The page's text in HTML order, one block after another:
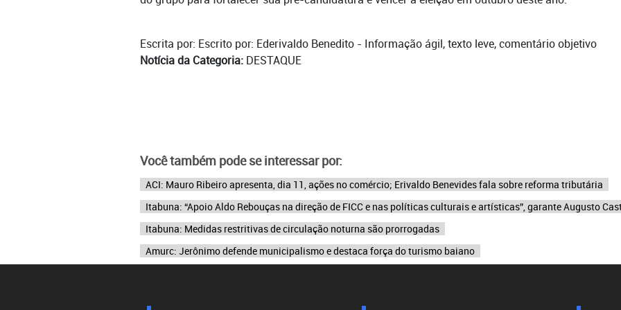
Escrita por: Escrito por: Ederivaldo Benedito - Informação ágil, texto leve, comentário objetivo
Notícia da Categoria: DESTAQUE
Você também pode se interessar por:
ACI: Mauro Ribeiro apresenta, dia 11, ações no comércio; Erivaldo Benevides fala sobre reforma tributária
Itabuna: “Apoio Aldo Rebouças na direção de FICC e nas políticas culturais e artísticas”, garante Augusto
Itabuna: Medidas restritivas de circulação noturna são prorrogadas
Amurc: Jerônimo defende municipalismo e destaca força do turismo baiano